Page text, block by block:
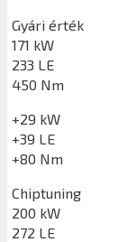
Gyári érték
171 kW
233 LE
450 Nm
+29 kW
+39 LE
+80 Nm
Chiptuning
200 kW
272 LE